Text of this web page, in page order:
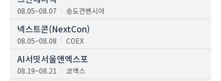
08.05~08.07 송도컨벤시아
넥스트콘(NextCon)
08.05~08.08 COEX
AI서밋서울앤엑스포
08.19~08.21 코엑스